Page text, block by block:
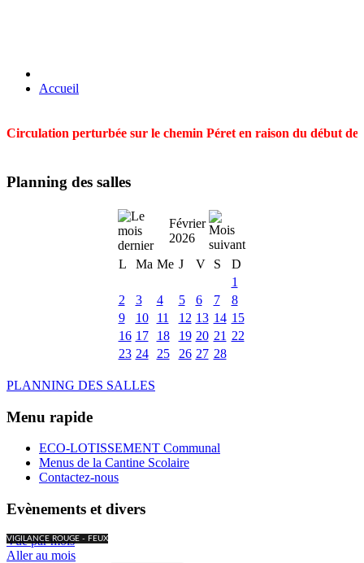
Accueil
Circulation perturbée sur le chemin Péret en raison du début
Planning des salles
Février
2026
L
Ma Me J V S
D
1
2
3 4 5 6 7
8
9
10 11 12 13 14 15
16 17 18 19 20 21 22
23 24 25 26 27 28
PLANNING DES SALLES
Menu rapide
ECO-LOTISSEMENT Communal
Menus de la Cantine Scolaire
Contactez-nous
Evènements et divers
VIGILANCE ROUGE - FEUX
Vue par mois
Aller au mois